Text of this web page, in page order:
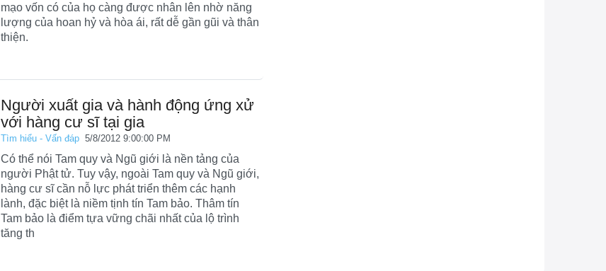
mạo vốn có của họ càng được nhân lên nhờ năng
lượng của hoan hỷ và hòa ái, rất dễ gần gũi và thân
thiện.
Người xuất gia và hành động ứng xử
với hàng cư sĩ tại gia
Tìm hiểu - Vấn đáp 5/8/2012 9:00:00 PM
Có thể nói Tam quy và Ngũ giới là nền tảng của
người Phật tử. Tuy vậy, ngoài Tam quy và Ngũ giới,
hàng cư sĩ cần nỗ lực phát triển thêm các hạnh
lành, đặc biệt là niềm tịnh tín Tam bảo. Thâm tín
Tam bảo là điểm tựa vững chãi nhất của lộ trình
tăng th